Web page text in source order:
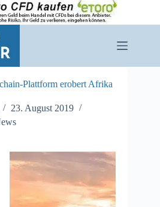
Plattform erobert Afrika
23. August 2019